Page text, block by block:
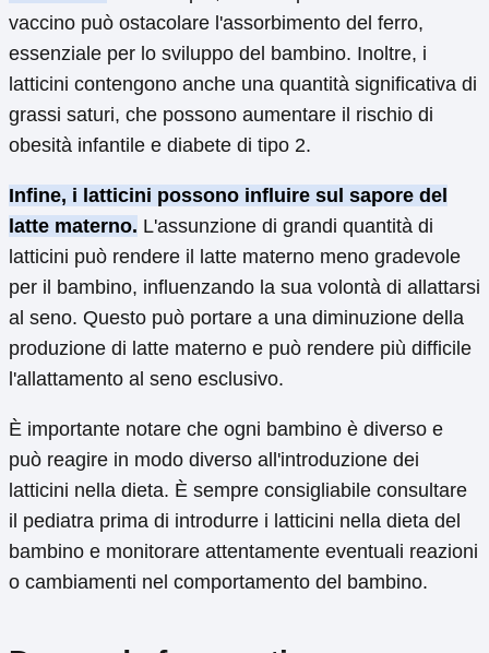
vaccino può ostacolare l'assorbimento del ferro,
essenziale per lo sviluppo del bambino. Inoltre, i
latticini contengono anche una quantità significativa di
grassi saturi, che possono aumentare il rischio di
obesità infantile e diabete di tipo 2.
Infine, i latticini possono influire sul sapore del
latte materno. L'assunzione di grandi quantità di
latticini può rendere il latte materno meno gradevole
per il bambino, influenzando la sua volontà di allattarsi
al seno. Questo può portare a una diminuzione della
produzione di latte materno e può rendere più difficile
l'allattamento al seno esclusivo.
È importante notare che ogni bambino è diverso e
può reagire in modo diverso all'introduzione dei
latticini nella dieta. È sempre consigliabile consultare
il pediatra prima di introdurre i latticini nella dieta del
bambino e monitorare attentamente eventuali reazioni
o cambiamenti nel comportamento del bambino.